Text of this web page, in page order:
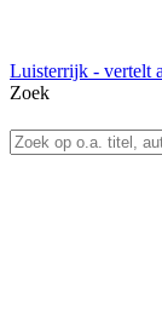
Luisterrijk - vertelt
Zoek